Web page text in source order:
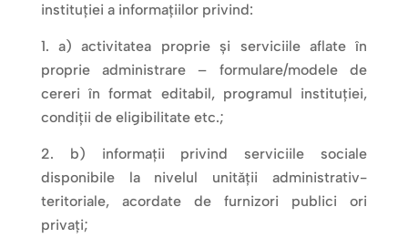
instituției a informațiilor privind:
a) activitatea proprie și serviciile aflate în
proprie administrare – formulare/modele de
cereri în format editabil, programul instituției,
condiții de eligibilitate etc.;
b) informații privind serviciile sociale
disponibile la nivelul unității administrativ-
teritoriale, acordate de furnizori publici ori
privați;